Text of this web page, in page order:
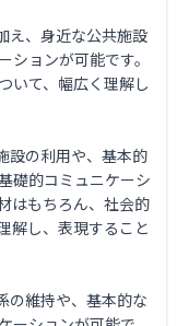
え、身近な公共施設
ションが可能です。
いて、幅広く理解し
設の利用や、基本的
礎的コミュニケーシ
はもちろん、社会的
解し、表現すること
の維持や、基本的な